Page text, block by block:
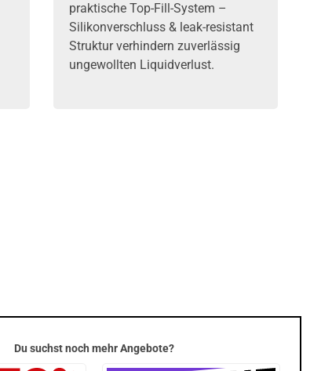
praktische Top-Fill-System –
Silikonverschluss & leak-resistant
Struktur verhindern zuverlässig
ungewollten Liquidverlust.
Du suchst noch mehr Angebote?